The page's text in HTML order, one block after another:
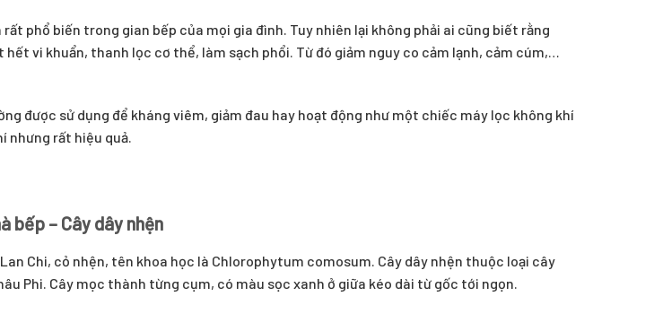
phổ biến trong gian bếp của mọi gia đình. Tuy nhiên lại không phải ai cũng biết rằng
vi khuẩn, thanh lọc cơ thể, làm sạch phổi. Từ đó giảm nguy co cảm lạnh, cảm cúm,…
được sử dụng để kháng viêm, giảm đau hay hoạt động như một chiếc máy lọc không khí
nhưng rất hiệu quả.
bếp – Cây dây nhện
Chi, cỏ nhện, tên khoa học là Chlorophytum comosum. Cây dây nhện thuộc loại cây
Phi. Cây mọc thành từng cụm, có màu sọc xanh ở giữa kéo dài từ gốc tới ngọn.